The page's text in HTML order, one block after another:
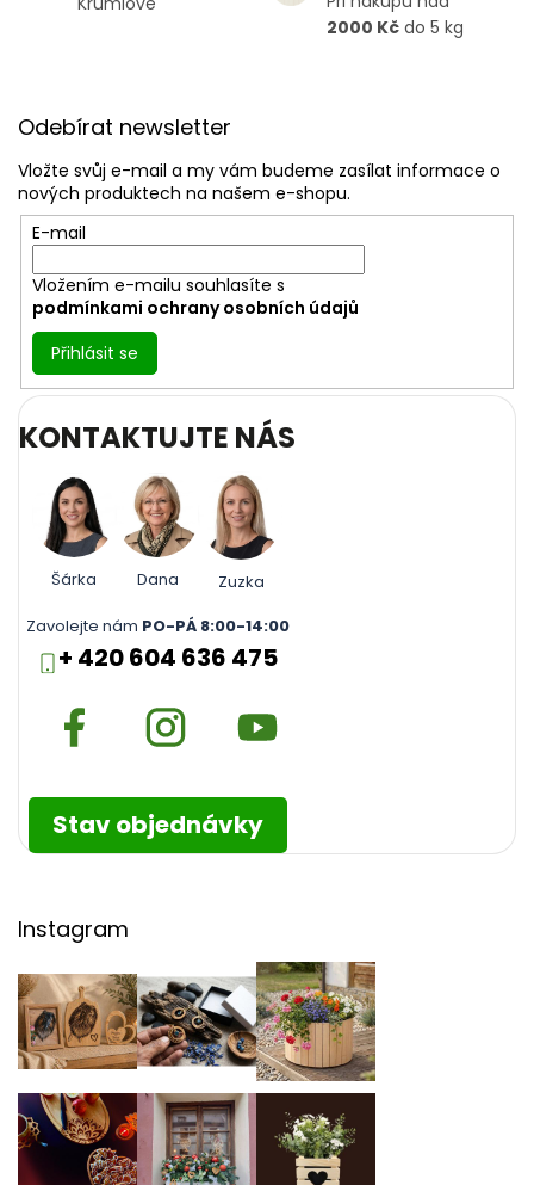
2000 Kč do 5 kg
Odebírat newsletter
Vložte svůj e-mail a my vám budeme zasílat informace o
nových produktech na našem e-shopu.
E-mail
Vložením e-mailu souhlasíte s
podmínkami ochrany osobních údajů
Přihlásit se
KONTAKTUJTE NÁS
Šárka Dana
Zuzka
Zavolejte nám PO-PÁ 8:00-14:00
+ 420 604 636 475
Stav objednávky
Instagram